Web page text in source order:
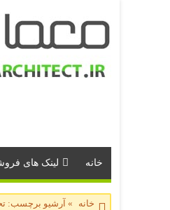
خانه لینک های
خانه » آرشیو برچسب: